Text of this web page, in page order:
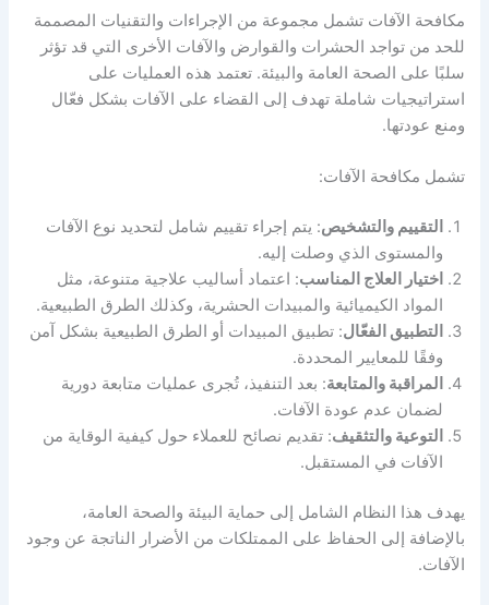
مكافحة الآفات تشمل مجموعة من الإجراءات والتقنيات المصممة
للحد من تواجد الحشرات والقوارض والآفات الأخرى التي قد تؤثر
سلبًا على الصحة العامة والبيئة. تعتمد هذه العمليات على
استراتيجيات شاملة تهدف إلى القضاء على الآفات بشكل فعّال
ومنع عودتها.
تشمل مكافحة الآفات:
التقييم والتشخيص: يتم إجراء تقييم شامل لتحديد نوع الآفات
والمستوى الذي وصلت إليه.
اختيار العلاج المناسب: اعتماد أساليب علاجية متنوعة، مثل
المواد الكيميائية والمبيدات الحشرية، وكذلك الطرق الطبيعية.
التطبيق الفعّال: تطبيق المبيدات أو الطرق الطبيعية بشكل آمن
وفقًا للمعايير المحددة.
المراقبة والمتابعة: بعد التنفيذ، تُجرى عمليات متابعة دورية
لضمان عدم عودة الآفات.
التوعية والتثقيف: تقديم نصائح للعملاء حول كيفية الوقاية من
الآفات في المستقبل.
يهدف هذا النظام الشامل إلى حماية البيئة والصحة العامة،
بالإضافة إلى الحفاظ على الممتلكات من الأضرار الناتجة عن وجود
الآفات.